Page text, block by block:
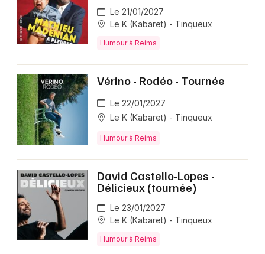
Le 21/01/2027
Le K (Kabaret) - Tinqueux
Humour à Reims
Vérino - Rodéo - Tournée
Le 22/01/2027
Le K (Kabaret) - Tinqueux
Humour à Reims
David Castello-Lopes -
Délicieux (tournée)
Le 23/01/2027
Le K (Kabaret) - Tinqueux
Humour à Reims